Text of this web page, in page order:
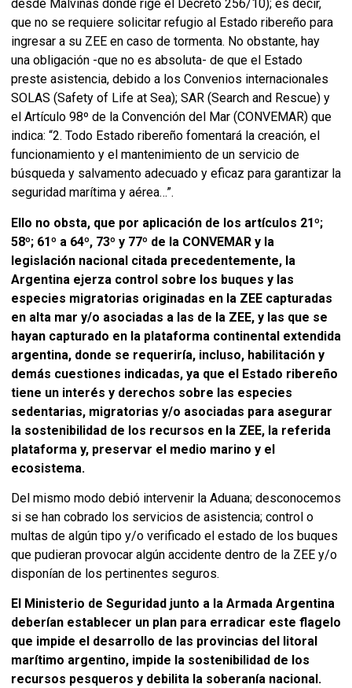
desde Malvinas donde rige el Decreto 256/10); es decir,
que no se requiere solicitar refugio al Estado ribereño para
ingresar a su ZEE en caso de tormenta. No obstante, hay
una obligación -que no es absoluta- de que el Estado
preste asistencia, debido a los Convenios internacionales
SOLAS (Safety of Life at Sea); SAR (Search and Rescue) y
el Artículo 98º de la Convención del Mar (CONVEMAR) que
indica: “2. Todo Estado ribereño fomentará la creación, el
funcionamiento y el mantenimiento de un servicio de
búsqueda y salvamento adecuado y eficaz para garantizar la
seguridad marítima y aérea…”.
Ello no obsta, que por aplicación de los artículos 21º;
58º; 61º a 64º, 73º y 77º de la CONVEMAR y la
legislación nacional citada precedentemente, la
Argentina ejerza control sobre los buques y las
especies migratorias originadas en la ZEE capturadas
en alta mar y/o asociadas a las de la ZEE, y las que se
hayan capturado en la plataforma continental extendida
argentina, donde se requeriría, incluso, habilitación y
demás cuestiones indicadas, ya que el Estado ribereño
tiene un interés y derechos sobre las especies
sedentarias, migratorias y/o asociadas para asegurar
la sostenibilidad de los recursos en la ZEE, la referida
plataforma y, preservar el medio marino y el
ecosistema.
Del mismo modo debió intervenir la Aduana; desconocemos
si se han cobrado los servicios de asistencia; control o
multas de algún tipo y/o verificado el estado de los buques
que pudieran provocar algún accidente dentro de la ZEE y/o
disponían de los pertinentes seguros.
El Ministerio de Seguridad junto a la Armada Argentina
deberían establecer un plan para erradicar este flagelo
que impide el desarrollo de las provincias del litoral
marítimo argentino, impide la sostenibilidad de los
recursos pesqueros y debilita la soberanía nacional.